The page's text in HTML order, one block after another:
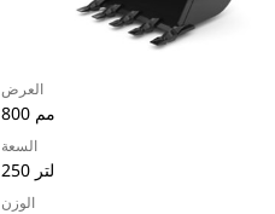
العرض
800 مم
السعة
250 لتر
الوزن